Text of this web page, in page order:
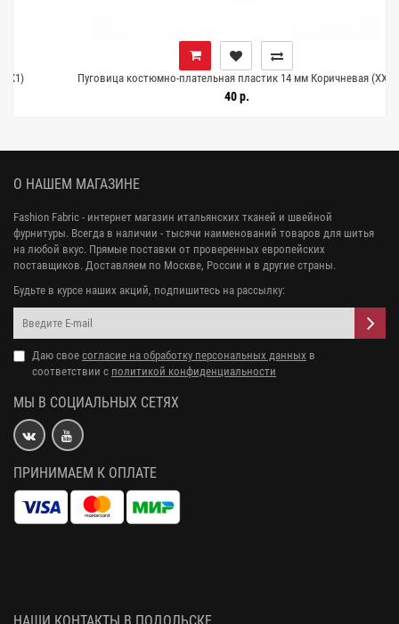
Пуговица костюмно-плательная пластик 14 мм Коричневая (XX1)
18062623
О НАШЕМ МАГАЗИНЕ
Fashion Fabric - интернет магазин итальянских тканей и швейной
фурнитуры. Всегда в наличии - тысячи наименований товаров для шитья
на любой вкус. Прямые поставки от проверенных европейских
поставщиков. Доставляем по Москве, России и в другие страны.
Будьте в курсе наших акций, подпишитесь на рассылку:
Даю свое согласие на обработку персональных данных в
соответствии с политикой конфиденциальности
МЫ В СОЦИАЛЬНЫХ СЕТЯХ
ПРИНИМАЕМ К ОПЛАТЕ